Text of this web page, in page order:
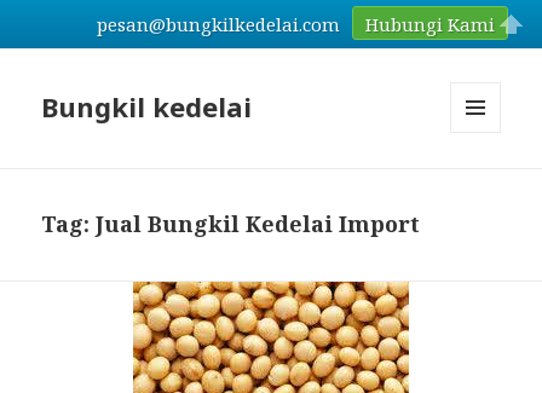
Bungkil kedelai
Tag: Jual Bungkil Kedelai Import
pesan@bungkilkedelai.com Hubungi Kami